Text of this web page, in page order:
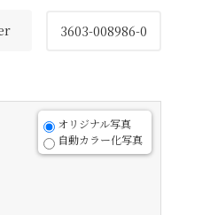
3603-008986-0
オリジナル写真
自動カラー化写真